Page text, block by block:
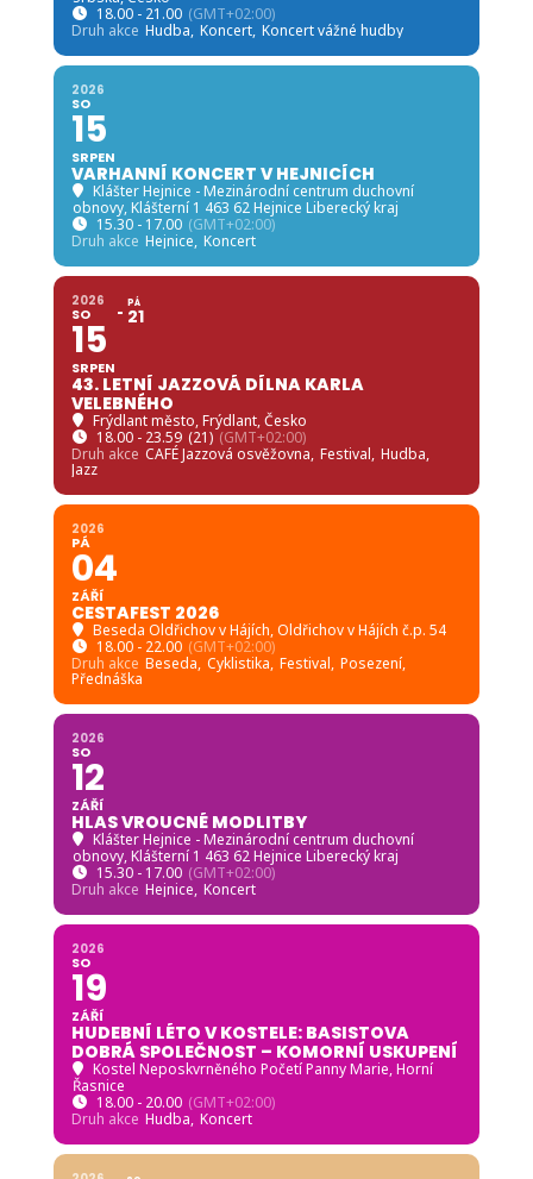
18.00 - 21.00 (GMT+02:00)
Druh akce Hudba, Koncert, Koncert vážné hudby
2026
SO
15
SRPEN
VARHANNÍ KONCERT V HEJNICÍCH
Klášter Hejnice - Mezinárodní centrum duchovní
obnovy, Klášterní 1 463 62 Hejnice Liberecký kraj
15.30 - 17.00 (GMT+02:00)
Druh akce Hejnice, Koncert
2026
SO
15
SRPEN
PÁ
21
43. LETNÍ JAZZOVÁ DÍLNA KARLA
VELEBNÉHO
Frýdlant město, Frýdlant, Česko
18.00 - 23.59 (21) (GMT+02:00)
Druh akce CAFÉ Jazzová osvěžovna, Festival, Hudba,
Jazz
2026
PÁ
04
ZÁŘÍ
CESTAFEST 2026
Beseda Oldřichov v Hájích, Oldřichov v Hájích č.p. 54
18.00 - 22.00 (GMT+02:00)
Druh akce Beseda, Cyklistika, Festival, Posezení,
Přednáška
2026
SO
12
ZÁŘÍ
HLAS VROUCNÉ MODLITBY
Klášter Hejnice - Mezinárodní centrum duchovní
obnovy, Klášterní 1 463 62 Hejnice Liberecký kraj
15.30 - 17.00 (GMT+02:00)
Druh akce Hejnice, Koncert
2026
SO
19
ZÁŘÍ
HUDEBNÍ LÉTO V KOSTELE: BASISTOVA
DOBRÁ SPOLEČNOST – KOMORNÍ USKUPENÍ
Kostel Neposkvrněného Početí Panny Marie, Horní
Řasnice
18.00 - 20.00 (GMT+02:00)
Druh akce Hudba, Koncert